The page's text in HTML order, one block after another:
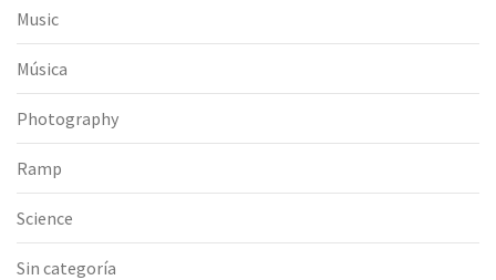
Music
Música
Photography
Ramp
Science
Sin categoría